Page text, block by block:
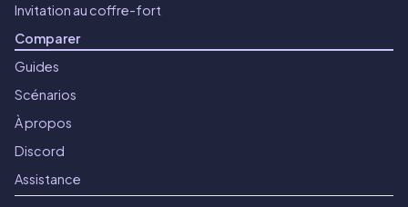
Invitation au coffre-fort
Comparer
Guides
Scénarios
À propos
Discord
Assistance